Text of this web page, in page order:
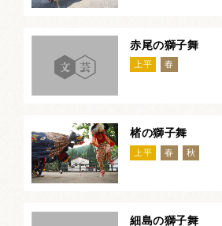
赤尾の獅子舞
上平 春
楮の獅子舞
上平 春 秋
細島の獅子舞